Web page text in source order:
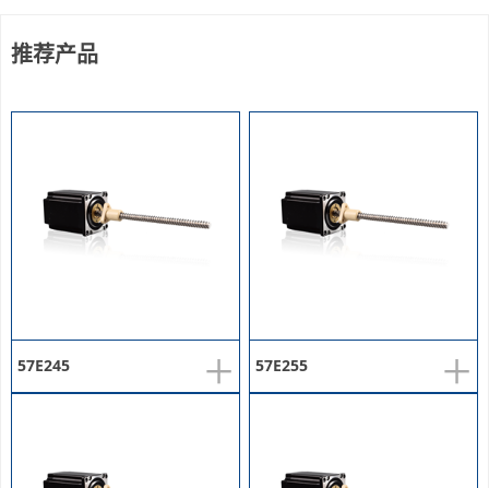
推荐产品
+
57E245 +
57E255